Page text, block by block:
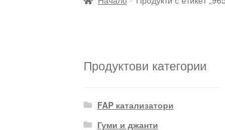
Продуктови категории
FAP катализатори
Гуми и джанти